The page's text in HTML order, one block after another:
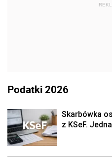
Podatki 2026
Skarbówka
z KSeF.